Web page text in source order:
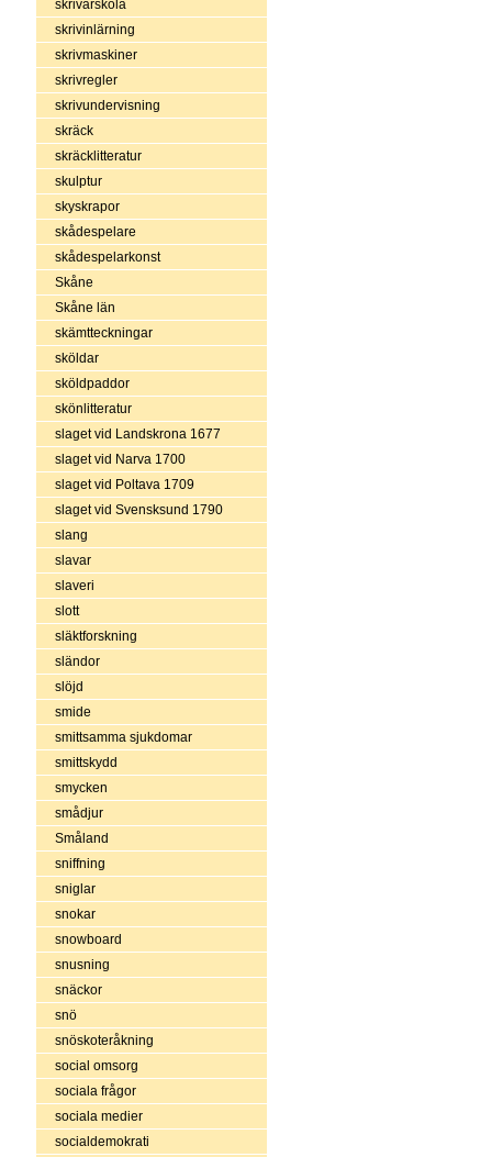
skrivarskola
skrivinlärning
skrivmaskiner
skrivregler
skrivundervisning
skräck
skräcklitteratur
skulptur
skyskrapor
skådespelare
skådespelarkonst
Skåne
Skåne län
skämtteckningar
sköldar
sköldpaddor
skönlitteratur
slaget vid Landskrona 1677
slaget vid Narva 1700
slaget vid Poltava 1709
slaget vid Svensksund 1790
slang
slavar
slaveri
slott
släktforskning
sländor
slöjd
smide
smittsamma sjukdomar
smittskydd
smycken
smådjur
Småland
sniffning
sniglar
snokar
snowboard
snusning
snäckor
snö
snöskoteråkning
social omsorg
sociala frågor
sociala medier
socialdemokrati